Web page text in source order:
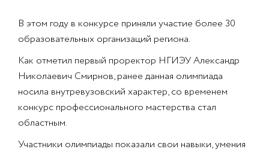
В этом году в конкурсе приняли участие более 30
образовательных организаций региона.
Как отметил первый проректор НГИЭУ Александр
Николаевич Смирнов, ранее данная олимпиада
носила внутревузовский характер, со временем
конкурс профессионального мастерства стал
областным.
Участники олимпиады показали свои навыки, умения